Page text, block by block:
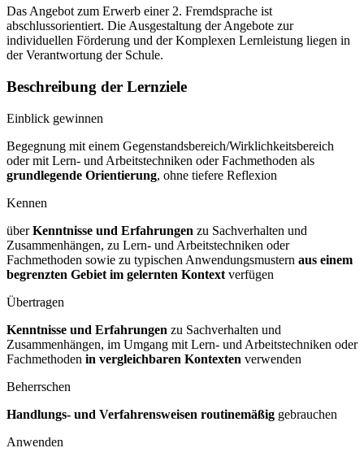
Das Angebot zum Erwerb einer 2. Fremdsprache ist
abschlussorientiert. Die Ausgestaltung der Angebote zur
individuellen Förderung und der Komplexen Lernleistung liegen in
der Verantwortung der Schule.
Beschreibung der Lernziele
Einblick gewinnen
Begegnung mit einem Gegenstandsbereich/Wirklichkeitsbereich
oder mit Lern- und Arbeitstechniken oder Fachmethoden als
grundlegende Orientierung, ohne tiefere Reflexion
Kennen
überKenntnisse und Erfahrungen zu Sachverhalten und
Zusammenhängen, zu Lern- und Arbeitstechniken oder
Fachmethoden sowie zu typischen Anwendungsmustern aus einem
begrenzten Gebiet im gelernten Kontext verfügen
Übertragen
Kenntnisse und Erfahrungen zu Sachverhalten und
Zusammenhängen, im Umgang mit Lern- und Arbeitstechniken oder
Fachmethoden in vergleichbaren Kontexten verwenden
Beherrschen
Handlungs- und Verfahrensweisen routinemäßig gebrauchen
Anwenden